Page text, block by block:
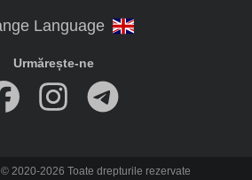
Urmărește-ne
© 2020-2026 Toate drepturile rezervate